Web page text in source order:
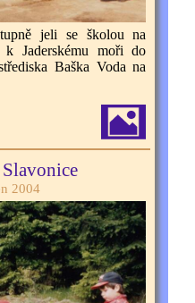
jeli se školou na
k Jaderskému moři do
Baška Voda na
2004